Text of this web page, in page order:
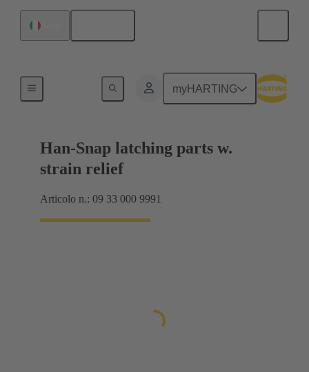
myHARTING
Han-Snap latching parts w.
strain relief
Articolo n.: 09 33 000 9991